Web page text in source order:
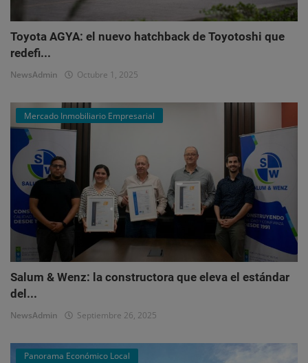
Toyota AGYA: el nuevo hatchback de Toyotoshi que
redefi...
NewsAdmin Octubre 1, 2025
Mercado Inmobiliario Empresarial
Salum & Wenz: la constructora que eleva el estándar
del...
NewsAdmin Septiembre 26, 2025
Panorama Económico Local